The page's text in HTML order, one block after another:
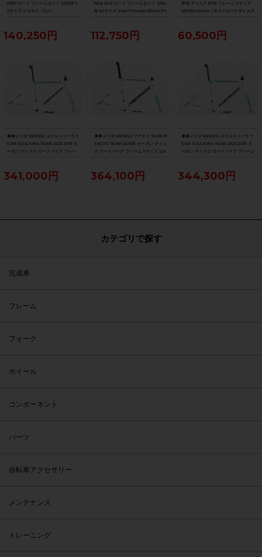
FIRO ロード フレームセット 2022年 5
0サイズ クロモリ ブルー
140,250円
NDA ALR ロード フレームセット 2026
年 52サイズ Slate Prismatic/Black Pri
112,750円
年頃 ディスク MTB フレーム Sサイズ
QR100/135mm（サイクルパラダイス大
60,500円
◆◆メリダ MERIDA スクルトゥーラ T
EAM SCULTURA TEAM 2025-26年 カ
ーボン ディスク ロードバイク フレー
341,000円
◆◆メリダ MERIDA リアクト TEAM R
EACTO TEAM 2025年 カーボン ディス
ク ロードバイク フレーム Sサイズ 12x
364,100円
◆◆メリダ MERIDA スクルトゥーラ T
EAM SCULTURA TEAM 2025-26年 カ
ーボン ディスク ロードバイク フレーム
344,300円
カテゴリで探す
完成車
フレーム
フォーク
ホイール
コンポーネント
パーツ
自転車アクセサリー
メンテナンス
トレーニング